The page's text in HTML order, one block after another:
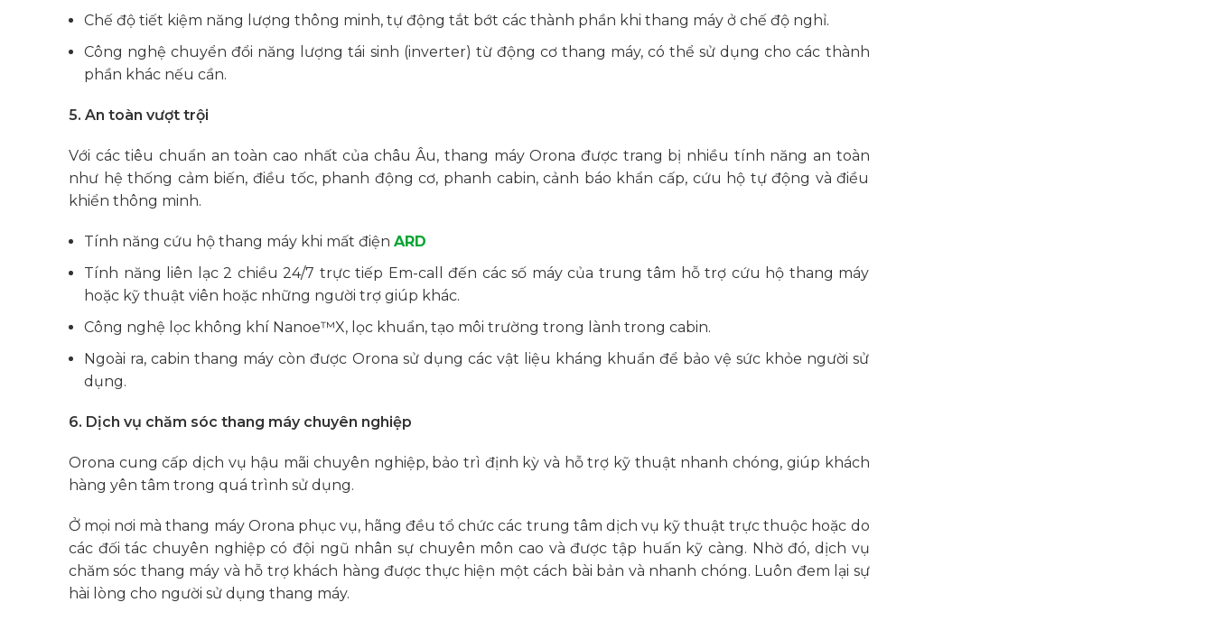
Chế độ tiết kiệm năng lượng thông minh, tự động tắt bớt các thành phần khi thang máy ở chế độ nghỉ.
Công nghệ chuyển đổi năng lượng tái sinh (inverter) từ động cơ thang máy, có thể sử dụng cho các thành
phần khác nếu cần.
5. An toàn vượt trội
Với các tiêu chuẩn an toàn cao nhất của châu Âu, thang máy Orona được trang bị nhiều tính năng an toàn
như hệ thống cảm biến, điều tốc, phanh động cơ, phanh cabin, cảnh báo khẩn cấp, cứu hộ tự động và điều
khiển thông minh.
Tính năng cứu hộ thang máy khi mất điện ARD
Tính năng liên lạc 2 chiều 24/7 trực tiếp Em-call đến các số máy của trung tâm hỗ trợ cứu hộ thang máy
hoặc kỹ thuật viên hoặc những người trợ giúp khác.
Công nghệ lọc không khí Nanoe™X, lọc khuẩn, tạo môi trường trong lành trong cabin.
Ngoài ra, cabin thang máy còn được Orona sử dụng các vật liệu kháng khuẩn để bảo vệ sức khỏe người sử
dụng.
6. Dịch vụ chăm sóc thang máy chuyên nghiệp
Orona cung cấp dịch vụ hậu mãi chuyên nghiệp, bảo trì định kỳ và hỗ trợ kỹ thuật nhanh chóng, giúp khách
hàng yên tâm trong quá trình sử dụng.
Ở mọi nơi mà thang máy Orona phục vụ, hãng đều tổ chức các trung tâm dịch vụ kỹ thuật trực thuộc hoặc do
các đối tác chuyên nghiệp có đội ngũ nhân sự chuyên môn cao và được tập huấn kỹ càng. Nhờ đó, dịch vụ
chăm sóc thang máy và hỗ trợ khách hàng được thực hiện một cách bài bản và nhanh chóng. Luôn đem lại sự
hài lòng cho người sử dụng thang máy.